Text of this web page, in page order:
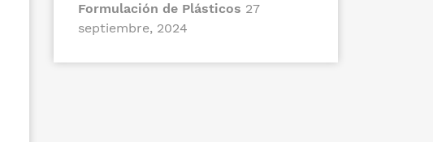
Formulación de Plásticos 27
septiembre, 2024